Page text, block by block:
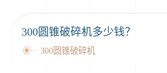
300圆锥破碎机多少钱？
300圆锥破碎机